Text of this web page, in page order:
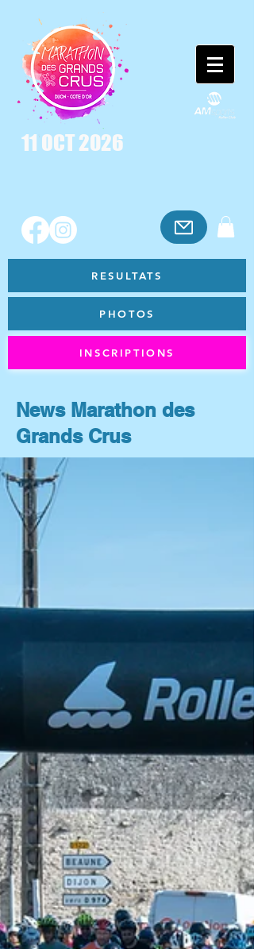
11 OCT 2026
RESULTATS
PHOTOS
INSCRIPTIONS
News Marathon des
Grands Crus